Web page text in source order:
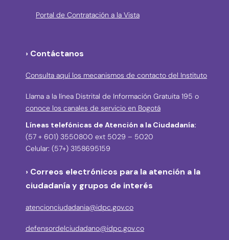
Portal de Contratación a la Vista
› Contáctanos
Consulta aquí los mecanismos de contacto del Instituto
Llama a la línea Distrital de Información Gratuita 195 o
conoce los canales de servicio en Bogotá
Líneas telefónicas de Atención a la Ciudadanía:
(57 + 601) 3550800 ext 5029 – 5020
Celular: (57+) 3158695159
› Correos electrónicos para la atención a la
ciudadanía y grupos de interés
atencionciudadania@idpc.gov.co
defensordelciudadano@idpc.gov.co